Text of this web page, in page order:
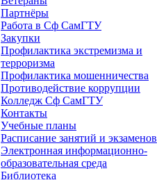
Партнёры
Работа в Сф СамГТУ
Закупки
Профилактика экстремизма и
терроризма
Профилактика мошенничества
Противодействие коррупции
Колледж Сф СамГТУ
Контакты
Учебные планы
Расписание занятий и экзаменов
Электронная информационно-
образовательная среда
Библиотека